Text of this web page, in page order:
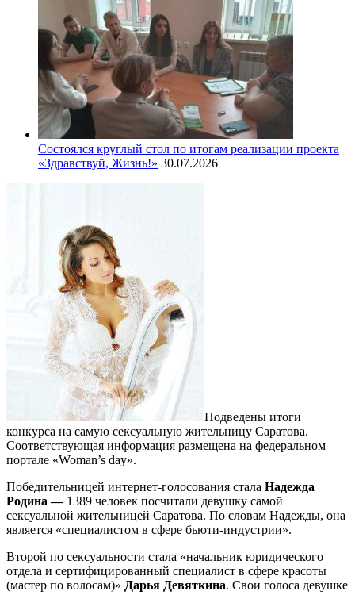
Состоялся круглый стол по итогам реализации проекта
«Здравствуй, Жизнь!» 30.07.2026
Подведены итоги
конкурса на самую сексуальную жительницу Саратова.
Соответствующая информация размещена на федеральном
портале «Woman’s day».
Победительницей интернет-голосования стала Надежда
Родина — 1389 человек посчитали девушку самой
сексуальной жительницей Саратова. По словам Надежды, она
является «специалистом в сфере бьюти-индустрии».
Второй по сексуальности стала «начальник юридического
отдела и сертифицированный специалист в сфере красоты
(мастер по волосам)» Дарья Девяткина. Свои голоса девушке